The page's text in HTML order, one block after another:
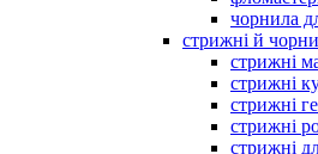
чорнила
стрижні й
стрижні
стрижні
стрижні
стрижні
стрижні